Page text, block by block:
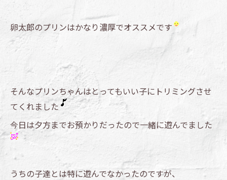
卵太郎のプリンはかなり濃厚でオススメです
そんなプリンちゃんはとってもいい子にトリミングさせ
てくれました
今日は夕方までお預かりだったので一緒に遊んでました
うちの子達とは特に遊んでなかったのですが、